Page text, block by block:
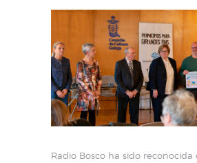
Radio Bosco ha sido reconocida